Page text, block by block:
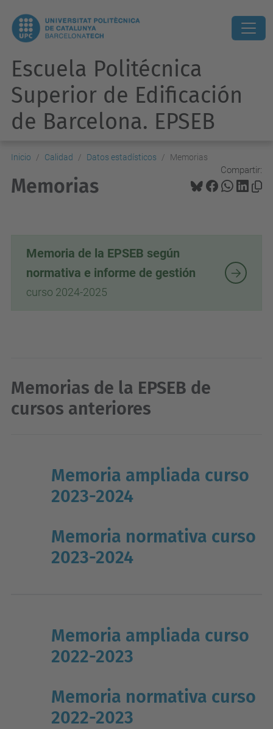
Escuela Politécnica
Superior de Edificación
de Barcelona. EPSEB
Inicio Calidad Datos estadísticos Memorias
Compartir:
Memorias
Memoria de la EPSEB según
normativa e informe de gestión
curso 2024-2025
Memorias de la EPSEB de
cursos anteriores
Memoria ampliada curso
2023-2024
Memoria normativa curso
2023-2024
Memoria ampliada curso
2022-2023
Memoria normativa curso
2022-2023